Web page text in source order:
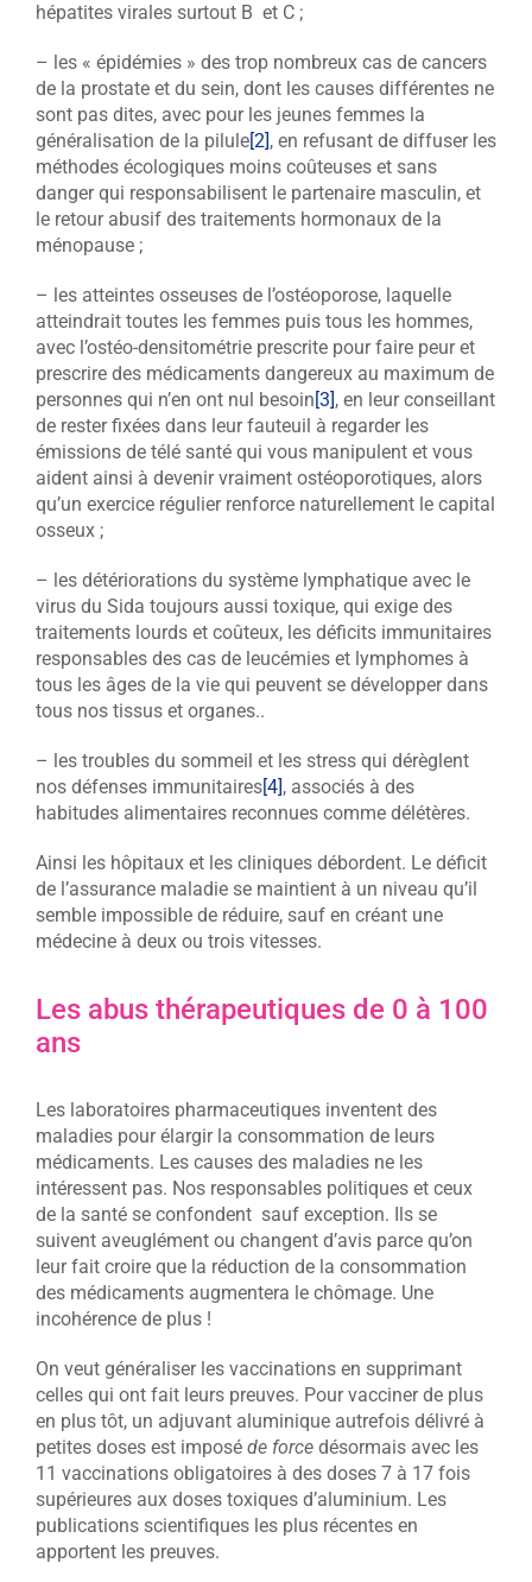
hépatites virales surtout B et C ;
– les « épidémies » des trop nombreux cas de cancers
de la prostate et du sein, dont les causes différentes ne
sont pas dites, avec pour les jeunes femmes la
généralisation de la pilule[2], en refusant de diffuser les
méthodes écologiques moins coûteuses et sans
danger qui responsabilisent le partenaire masculin, et
le retour abusif des traitements hormonaux de la
ménopause ;
– les atteintes osseuses de l’ostéoporose, laquelle
atteindrait toutes les femmes puis tous les hommes,
avec l’ostéo-densitométrie prescrite pour faire peur et
prescrire des médicaments dangereux au maximum de
personnes qui n’en ont nul besoin [3], en leur conseillant
de rester fixées dans leur fauteuil à regarder les
émissions de télé santé qui vous manipulent et vous
aident ainsi à devenir vraiment ostéoporotiques, alors
qu’un exercice régulier renforce naturellement le capital
osseux ;
– les détériorations du système lymphatique avec le
virus du Sida toujours aussi toxique, qui exige des
traitements lourds et coûteux, les déficits immunitaires
responsables des cas de leucémies et lymphomes à
tous les âges de la vie qui peuvent se développer dans
tous nos tissus et organes..
– les troubles du sommeil et les stress qui dérèglent
nos défenses immunitaires[4], associés à des
habitudes alimentaires reconnues comme délétères.
Ainsi les hôpitaux et les cliniques débordent. Le déficit
de l’assurance maladie se maintient à un niveau qu’il
semble impossible de réduire, sauf en créant une
médecine à deux ou trois vitesses.
Les abus thérapeutiques de 0 à 100
ans
Les laboratoires pharmaceutiques inventent des
maladies pour élargir la consommation de leurs
médicaments. Les causes des maladies ne les
intéressent pas. Nos responsables politiques et ceux
de la santé se confondent sauf exception. Ils se
suivent aveuglément ou changent d’avis parce qu’on
leur fait croire que la réduction de la consommation
des médicaments augmentera le chômage. Une
incohérence de plus !
On veut généraliser les vaccinations en supprimant
celles qui ont fait leurs preuves. Pour vacciner de plus
en plus tôt, un adjuvant aluminique autrefois délivré à
petites doses est imposé de forcedésormais avec les
11 vaccinations obligatoires à des doses 7 à 17 fois
supérieures aux doses toxiques d’aluminium. Les
publications scientifiques les plus récentes en
apportent les preuves.